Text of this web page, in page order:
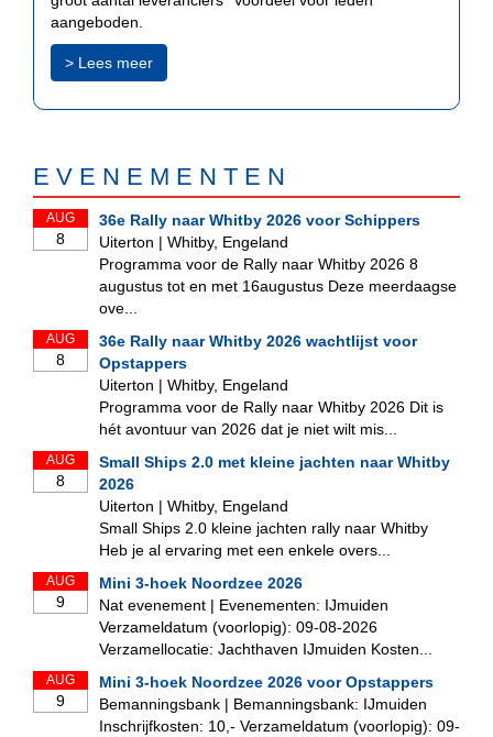
aangeboden.
> Lees meer
E V E N E M E N T E N
AUG
8
36e Rally naar Whitby 2026 voor Schippers
Uiterton | Whitby, Engeland
Programma voor de Rally naar Whitby 2026 8
augustus tot en met 16augustus Deze meerdaagse
ove...
AUG
8
36e Rally naar Whitby 2026 wachtlijst voor
Opstappers
Uiterton | Whitby, Engeland
Programma voor de Rally naar Whitby 2026 Dit is
hét avontuur van 2026 dat je niet wilt mis...
AUG
8
Small Ships 2.0 met kleine jachten naar Whitby
2026
Uiterton | Whitby, Engeland
Small Ships 2.0 kleine jachten rally naar Whitby
Heb je al ervaring met een enkele overs...
AUG
9
Mini 3-hoek Noordzee 2026
Nat evenement | Evenementen: IJmuiden
Verzameldatum (voorlopig): 09-08-2026
Verzamellocatie: Jachthaven IJmuiden Kosten...
AUG
9
Mini 3-hoek Noordzee 2026 voor Opstappers
Bemanningsbank | Bemanningsbank: IJmuiden
Inschrijfkosten: 10,- Verzameldatum (voorlopig): 09-